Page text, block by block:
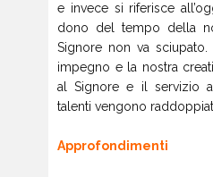
e invece si riferisce
dono del tempo della
Signore non va
impegno e la nostra
al Signore e il servizio
talenti vengono
Approfondimenti